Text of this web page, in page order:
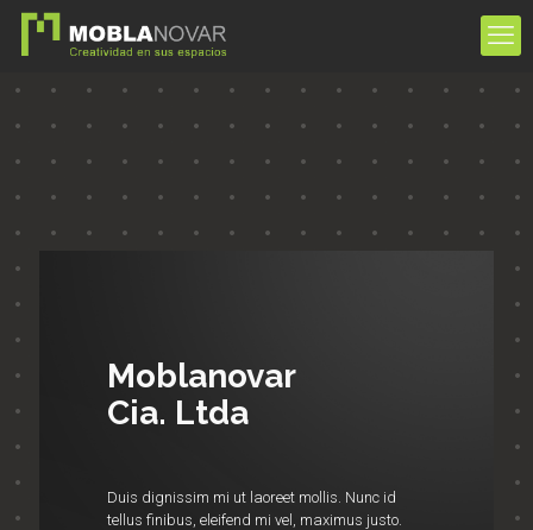
Moblanovar
Cia. Ltda
Duis dignissim mi ut laoreet mollis. Nunc id
tellus finibus, eleifend mi vel, maximus justo.